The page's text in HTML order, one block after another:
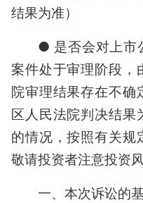
结果为准）
● 是否会对上市
案件处于审理阶段，
院审理结果存在不确
区人民法院判决结果
的情况，按照有关规
敬请投资者注意投资
一、本次诉讼的